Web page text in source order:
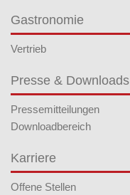
Gastronomie
Vertrieb
Presse & Downloads
Pressemitteilungen
Downloadbereich
Karriere
Offene Stellen